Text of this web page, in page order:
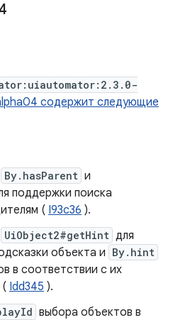
содержит следующие
By.hasParent и
поддержки поиска
( I93c36 ).
UiObject2#getHint для
объекта и By.hint
в соответствии с их
Idd345 ).
выбора объектов в